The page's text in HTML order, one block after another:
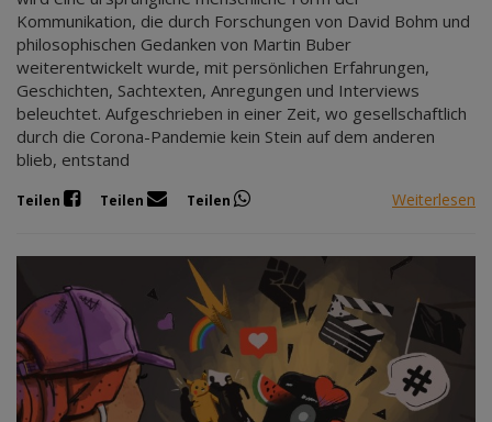
Kommunikation, die durch Forschungen von David Bohm und
philosophischen Gedanken von Martin Buber
weiterentwickelt wurde, mit persönlichen Erfahrungen,
Geschichten, Sachtexten, Anregungen und Interviews
beleuchtet. Aufgeschrieben in einer Zeit, wo gesellschaftlich
durch die Corona-Pandemie kein Stein auf dem anderen
blieb, entstand
Teilen Teilen Teilen Weiterlesen